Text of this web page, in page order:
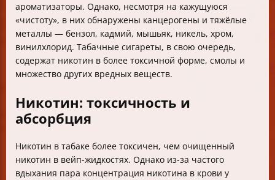
ароматизаторы. Однако, несмотря на кажущуюся
«чистоту», в них обнаружены канцерогены и тяжёлые
металлы — бензол, кадмий, мышьяк, никель, хром,
винилхлорид. Табачные сигареты, в свою очередь,
содержат никотин в более токсичной форме, смолы и
множество других вредных веществ.
Никотин: токсичность и
абсорбция
Никотин в табаке более токсичен, чем очищенный
никотин в вейп-жидкостях. Однако из-за частого
вдыхания пара концентрация никотина в крови у